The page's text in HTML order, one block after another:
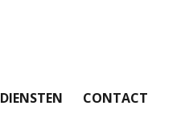
DIENSTEN CONTACT